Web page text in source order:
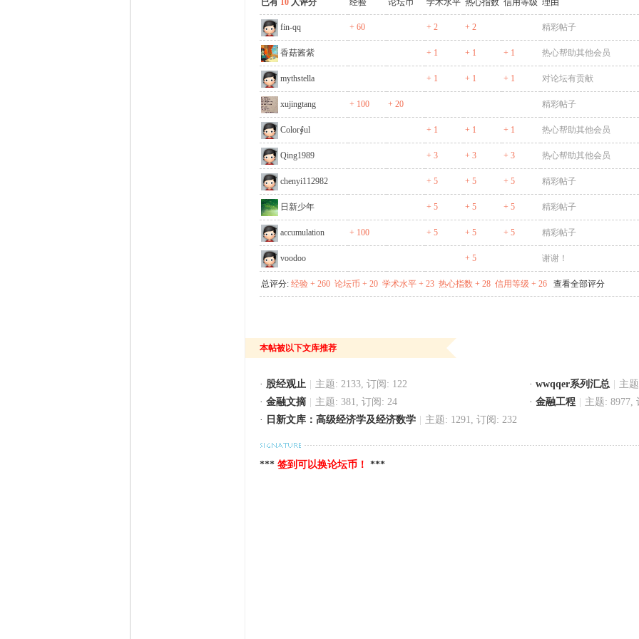
已有 10 人评分 经验 论坛币 学术水平 热心指数 信用等级 理由
fin-qq + 60 + 2 + 2 精彩帖子
香菇酱紫 + 1 + 1 + 1 热心帮助其他会员
mythstella + 1 + 1 + 1 对论坛有贡献
xujingtang + 100 + 20 精彩帖子
Color∮ul + 1 + 1 + 1 热心帮助其他会员
Qing1989 + 3 + 3 + 3 热心帮助其他会员
chenyi112982 + 5 + 5 + 5 精彩帖子
日新少年 + 5 + 5 + 5 精彩帖子
accumulation + 100 + 5 + 5 + 5 精彩帖子
voodoo + 5 谢谢！
总评分: 经验 + 260 论坛币 + 20 学术水平 + 23 热心指数 + 28 信用等级 + 26 查看全部评分
本帖被以下文库推荐
· 股经观止 主题: 2133, 订阅: 122 · wwqqer系列汇总
主
· 金融文摘 主题: 381, 订阅: 24 · 金融工程
主题: 8977,
· 日新文库：高级经济学及经济数学 主题: 1291, 订阅: 232
*** 签到可以换论坛币！ ***